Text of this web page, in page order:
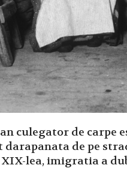
culegator de carpe
de pe
lea, imigratia a